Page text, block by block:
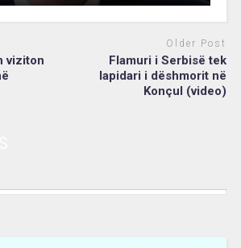
viziton
Older Post
Flamuri i Serbisë tek
lapidari i dëshmorit në
Konçul (video)